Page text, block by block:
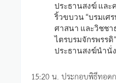
ประธานสงฆ์ และ
ริ้วขบวน “บรมเศ
ศาสนา และวิชชา
ไตรบรมจักรพรรดิ
ประธานสงฆ์นำนั่
15:20 น. ประกอบพิธีทอด